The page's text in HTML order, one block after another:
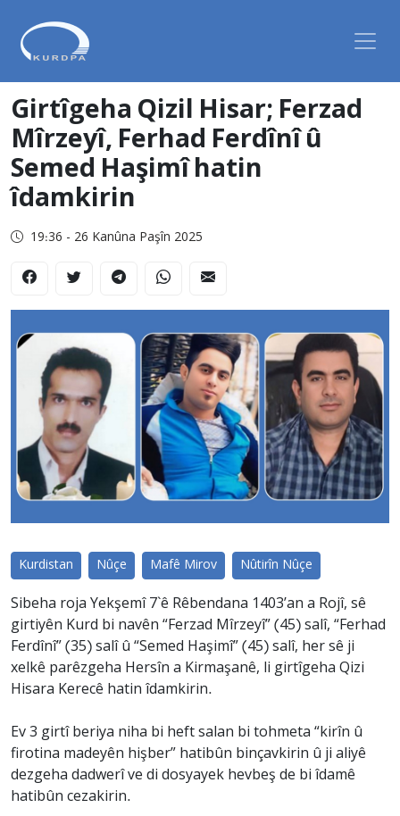
Girtîgeha Qizil Hisar; Ferzad
Mîrzeyî, Ferhad Ferdînî û
Semed Haşimî hatin
îdamkirin
19:36 - 26 Kanûna Paşîn 2025
Kurdistan Nûçe Mafê Mirov Nûtirîn Nûçe
Sibeha roja Yekşemî 7`ê Rêbendana 1403’an a Rojî, sê
girtiyên Kurd bi navên “Ferzad Mîrzeyî” (45) salî, “Ferhad
Ferdînî” (35) salî û “Semed Haşimî” (45) salî, her sê ji
xelkê parêzgeha Hersîn a Kirmaşanê, li girtîgeha Qizi
Hisara Kerecê hatin îdamkirin.
Ev 3 girtî beriya niha bi heft salan bi tohmeta “kirîn û
firotina madeyên hişber” hatibûn binçavkirin û ji aliyê
dezgeha dadwerî ve di dosyayek hevbeş de bi îdamê
hatibûn cezakirin.